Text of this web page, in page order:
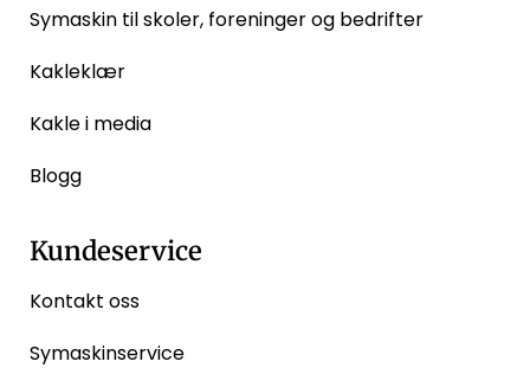
Symaskin til skoler, foreninger og bedrifter
Kakleklær
Kakle i media
Blogg
Kundeservice
Kontakt oss
Symaskinservice